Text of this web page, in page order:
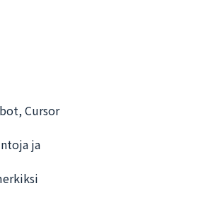
Cursor
ja